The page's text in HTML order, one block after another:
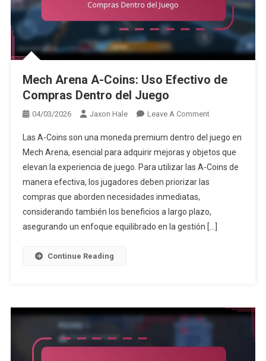
Mech Arena A-Coins: Uso Efectivo de
Compras Dentro del Juego
04/03/2026 Jaxon Hale Leave A CommentOn
Arena
A-
Coins:
Uso
De
Compras
Las A-Coins son una moneda premium dentro del juego en
Mech Arena, esencial para adquirir mejoras y objetos que
elevan la experiencia de juego. Para utilizar las A-Coins de
manera efectiva, los jugadores deben priorizar las
compras que aborden necesidades inmediatas,
considerando también los beneficios a largo plazo,
asegurando un enfoque equilibrado en la gestión […]
Continue Reading